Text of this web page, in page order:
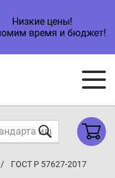
Низкие цены!
время и бюджет!
ГОСТ Р 57627-2017